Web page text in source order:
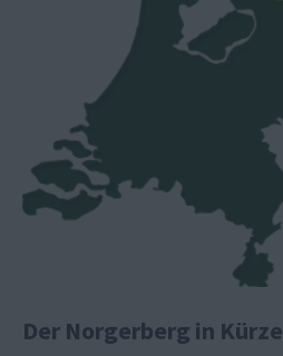
Der Norgerberg in Kürze